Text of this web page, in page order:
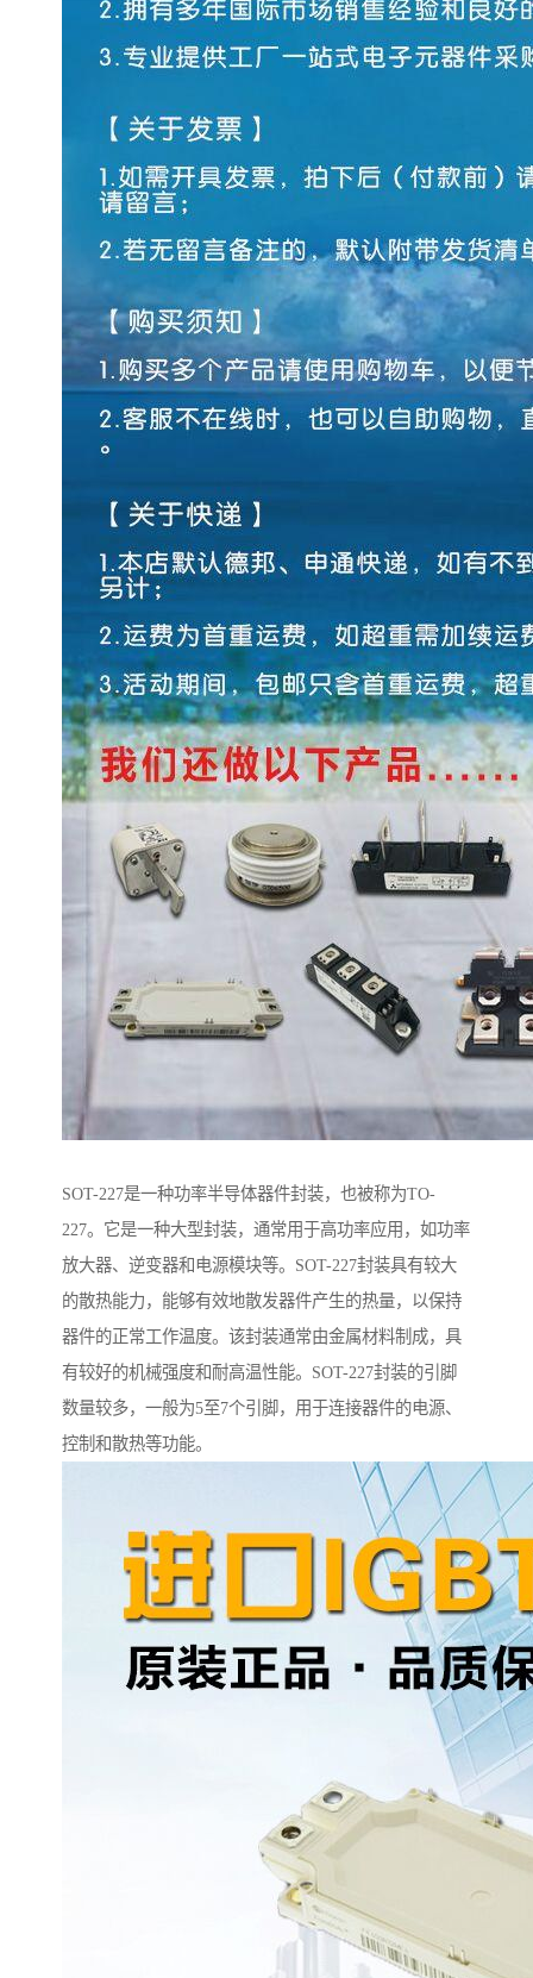
SOT-227是一种功率半导体器件封装，也被称为TO-
227。它是一种大型封装，通常用于高功率应用，如功率
放大器、逆变器和电源模块等。SOT-227封装具有较大
的散热能力，能够有效地散发器件产生的热量，以保持
器件的正常工作温度。该封装通常由金属材料制成，具
有较好的机械强度和耐高温性能。SOT-227封装的引脚
数量较多，一般为5至7个引脚，用于连接器件的电源、
控制和散热等功能。